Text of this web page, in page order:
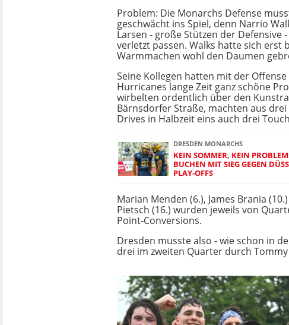
Problem: Die Monarchs Defense
geschwächt ins Spiel, denn Narrio
Larsen - große Stützen der Defensive
verletzt passen. Walks hatte sich erst
Warmmachen wohl den Daumen
Seine Kollegen hatten mit der
Hurricanes lange Zeit ganz schöne
wirbelten ordentlich über den
Bärnsdorfer Straße, machten aus
Drives in Halbzeit eins auch drei
DRESDEN MONARCHS
KEIN SOMMER, KEIN
BUCHEN MIT SIEG GEGEN
PLAY-OFFS
Marian Menden (6.), James Brania
Pietsch (16.) wurden jeweils von
Point-Conversions.
Dresden musste also - wie schon in
drei im zweiten Quarter durch